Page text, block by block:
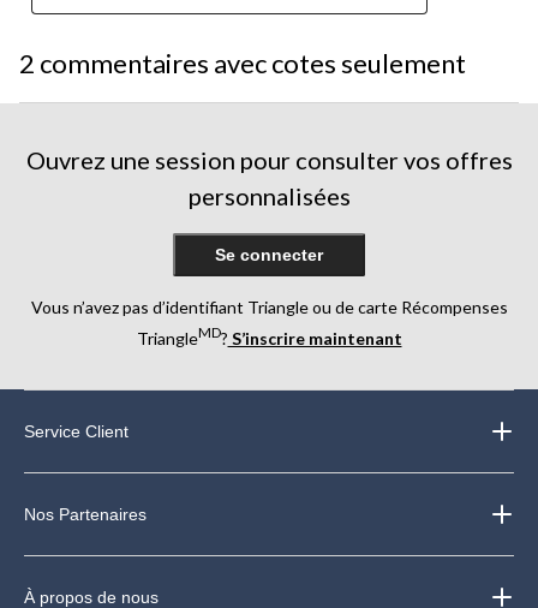
2 commentaires avec cotes seulement
Ouvrez une session pour consulter vos offres
personnalisées
Se connecter
Vous n’avez pas d’identifiant Triangle ou de carte Récompenses
TriangleMD? S’inscrire maintenant
Service Client
Nos Partenaires
À propos de nous